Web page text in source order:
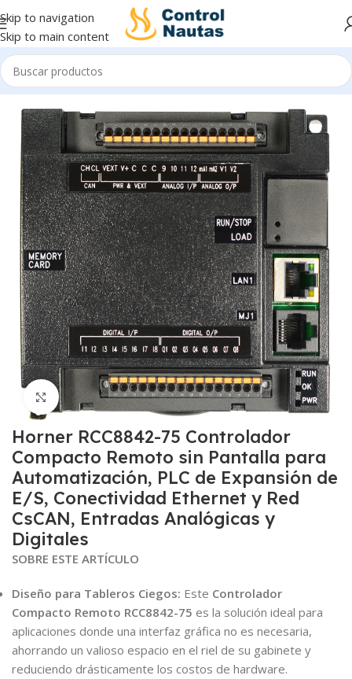
Skip to navigation
Skip to main content
Inicio Control e Indicación Controladores
Click to enlarge
Horner RCC8842-75 Controlador
Compacto Remoto sin Pantalla para
Automatización, PLC de Expansión de
E/S, Conectividad Ethernet y Red
CsCAN, Entradas Analógicas y
Digitales
SOBRE ESTE ARTÍCULO
Diseño para Tableros Ciegos: Este Controlador
Compacto Remoto RCC8842-75 es la solución ideal para
aplicaciones donde una interfaz gráfica no es necesaria,
ahorrando un valioso espacio en el riel de su gabinete y
reduciendo drásticamente los costos de hardware.